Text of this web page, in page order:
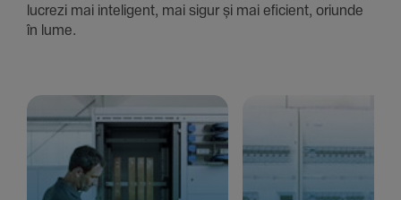
lucrezi mai inte­li­gent, mai sigur și mai eficient, oriunde
în lume.